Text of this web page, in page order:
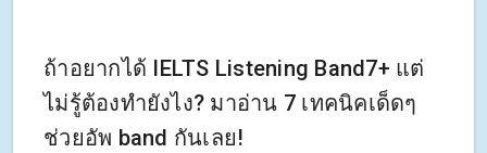
ถ้าอยากได้ IELTS Listening Band7+ แต่
ไม่รู้ต้องทำยังไง? มาอ่าน 7 เทคนิคเด็ดๆ
ช่วยอัพ band กันเลย!